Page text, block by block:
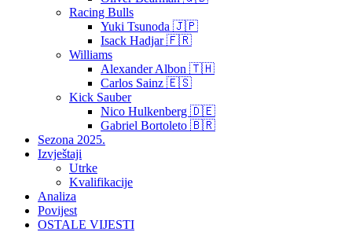
Racing Bulls
Yuki Tsunoda 🇯🇵
Isack Hadjar 🇫🇷
Williams
Alexander Albon 🇹🇭
Carlos Sainz 🇪🇸
Kick Sauber
Nico Hulkenberg 🇩🇪
Gabriel Bortoleto 🇧🇷
Sezona 2025.
Izvještaji
Utrke
Kvalifikacije
Analiza
Povijest
OSTALE VIJESTI